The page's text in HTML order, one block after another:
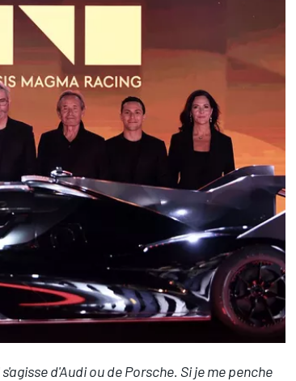
d'Audi ou de Porsche. Si je me penche